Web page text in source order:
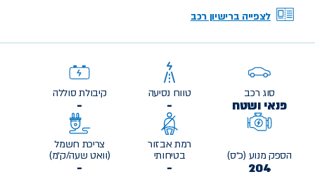
לצפייה ברישיון רכב
סוג רכב
פנאי ושטח
טווח נסיעה
-
קיבולת סוללה
-
הספק מנוע (כ״ס)
204
רמת אבזור
בטיחותי
-
צריכת חשמל
(וואט שעה/ק״מ)
-